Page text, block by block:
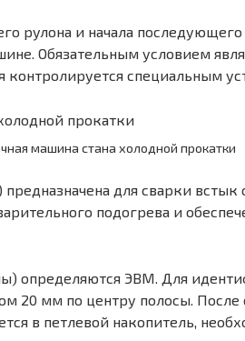
рулона и начала последующего
Обязательным условием
специальным
машина стана холодной прокатки
для сварки встык
подогрева и
определяются ЭВМ. Для
20 мм по центру полосы. После
в петлевой накопитель,